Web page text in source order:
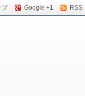
プ Google +1 RSS